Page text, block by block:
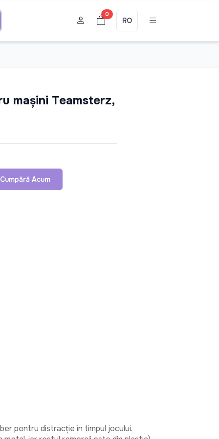
0
RO
mașini Teamsterz,
Cumpără Acum
pentru distracție în timpul jocului.